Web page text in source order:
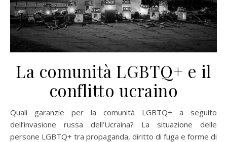
La comunità LGBTQ+ e il
conflitto ucraino
Quali garanzie per la comunità LGBTQ+ a seguito
dell’invasione russa dell’Ucraina? La situazione delle
persone LGBTQ+ tra propaganda, diritto di fuga e forme di